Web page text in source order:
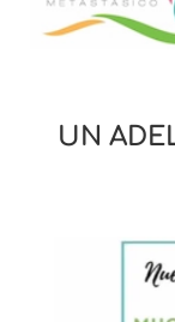
UN